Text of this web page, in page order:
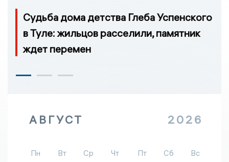
Судьба дома детства Глеба Успенского
в Туле: жильцов расселили, памятник
ждет перемен
АВГУСТ 2026
Пн Вт Ср Чт Пт Сб
Вс